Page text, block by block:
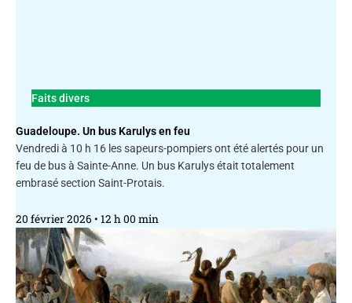
Faits divers
Guadeloupe. Un bus Karulys en feu
Vendredi à 10 h 16 les sapeurs-pompiers ont été alertés pour un
feu de bus à Sainte-Anne. Un bus Karulys était totalement
embrasé section Saint-Protais.
20 février 2026 12 h 00 min